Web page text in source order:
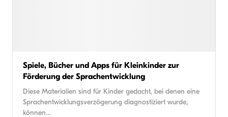
Spiele, Bücher und Apps für Kleinkinder zur
Förderung der Sprachentwicklung
Diese Materialien sind für Kinder gedacht, bei denen eine
Sprachentwicklungsverzögerung diagnostiziert wurde,
können…